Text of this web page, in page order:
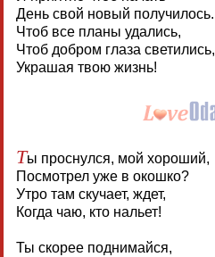
День свой новый получилось.
Чтоб все планы удались,
Чтоб добром глаза светились,
Украшая твою жизнь!
Ты проснулся, мой хороший,
Посмотрел уже в окошко?
Утро там скучает, ждет,
Когда чаю, кто нальет!
Ты скорее поднимайся,